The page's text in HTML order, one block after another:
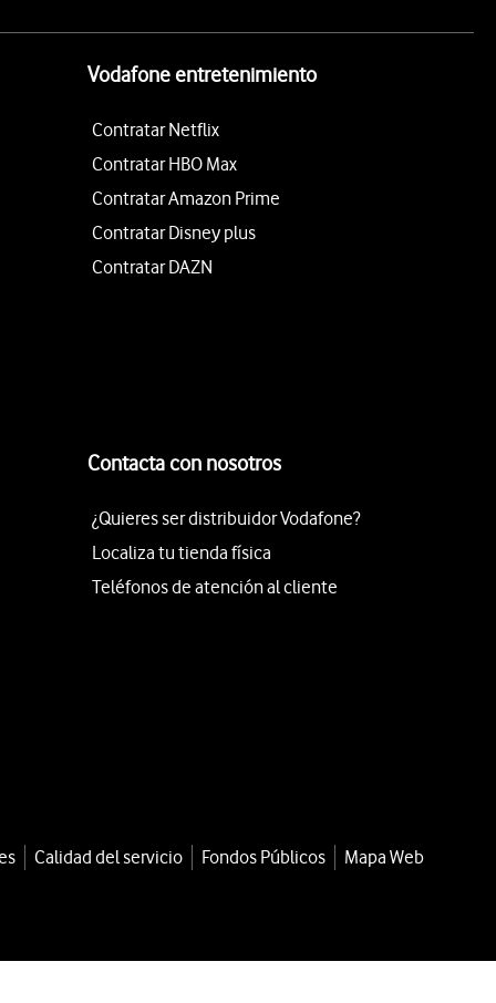
Vodafone entretenimiento
Contratar Netflix
Contratar HBO Max
Contratar Amazon Prime
Contratar Disney plus
Contratar DAZN
Contacta con nosotros
¿Quieres ser distribuidor Vodafone?
Localiza tu tienda física
Teléfonos de atención al cliente
Calidad del servicio Fondos Públicos Mapa Web